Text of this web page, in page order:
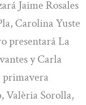
Jaime Rosales
Carolina Yuste
presentará La
y Carla
primavera
Valèria Sorolla,